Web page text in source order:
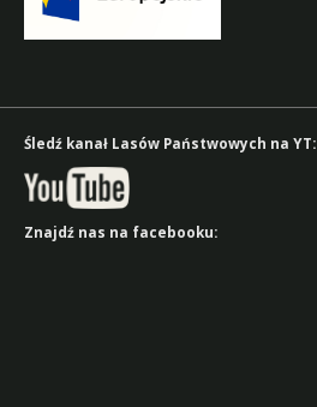
Śledź kanał Lasów Państwowych na YT:
Znajdź nas na facebooku: